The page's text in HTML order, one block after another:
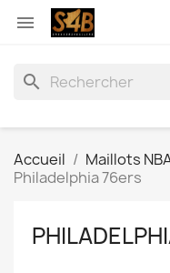

search
Accueil Maillots
Philadelphia 76ers